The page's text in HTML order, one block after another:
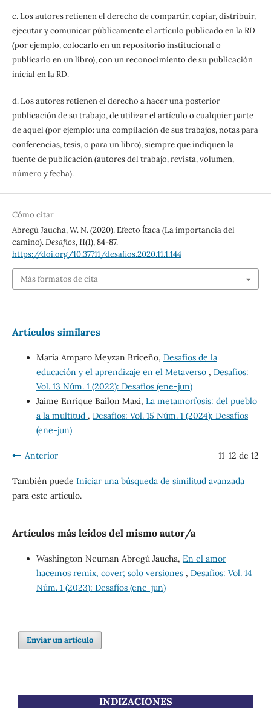
c. Los autores retienen el derecho de compartir, copiar, distribuir,
ejecutar y comunicar públicamente el artículo publicado en la RD
(por ejemplo, colocarlo en un repositorio institucional o
publicarlo en un libro), con un reconocimiento de su publicación
inicial en la RD.
d. Los autores retienen el derecho a hacer una posterior
publicación de su trabajo, de utilizar el artículo o cualquier parte
de aquel (por ejemplo: una compilación de sus trabajos, notas para
conferencias, tesis, o para un libro), siempre que indiquen la
fuente de publicación (autores del trabajo, revista, volumen,
número y fecha).
Cómo citar
Abregú Jaucha, W. N. (2020). Efecto Ítaca (La importancia del
camino).Desafíos,11(1), 84-87.
https://doi.org/10.37711/desafios.2020.11.1.144
Más formatos de cita
Artículos similares
María Amparo Meyzan Briceño, Desafíos de la
educación y el aprendizaje en el Metaverso , Desafíos:
Vol. 13 Núm. 1 (2022): Desafíos (ene-jun)
Jaime Enrique Bailon Maxi, La metamorfosis: del pueblo
a la multitud , Desafíos: Vol. 15 Núm. 1 (2024): Desafíos
(ene-jun)
Anterior 11-12 de 12
También puede Iniciar una búsqueda de similitud avanzada
para este artículo.
Artículos más leídos del mismo autor/a
Washington Neuman Abregú Jaucha, En el amor
hacemos remix, cover; solo versiones , Desafíos: Vol. 14
Núm. 1 (2023): Desafíos (ene-jun)
Enviar un artículo
INDIZACIONES